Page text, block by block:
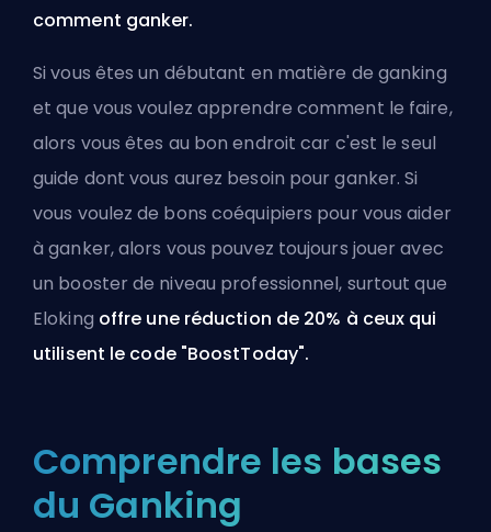
comment ganker.
Si vous êtes un débutant en matière de ganking
et que vous voulez apprendre comment le faire,
alors vous êtes au bon endroit car c'est le seul
guide dont vous aurez besoin pour ganker. Si
vous voulez de bons coéquipiers pour vous aider
à ganker, alors vous pouvez toujours joueravec
un booster de niveau professionnel, surtout que
Eloking offre une réduction de 20% à ceux qui
utilisent le code "BoostToday".
Comprendre les bases
du Ganking